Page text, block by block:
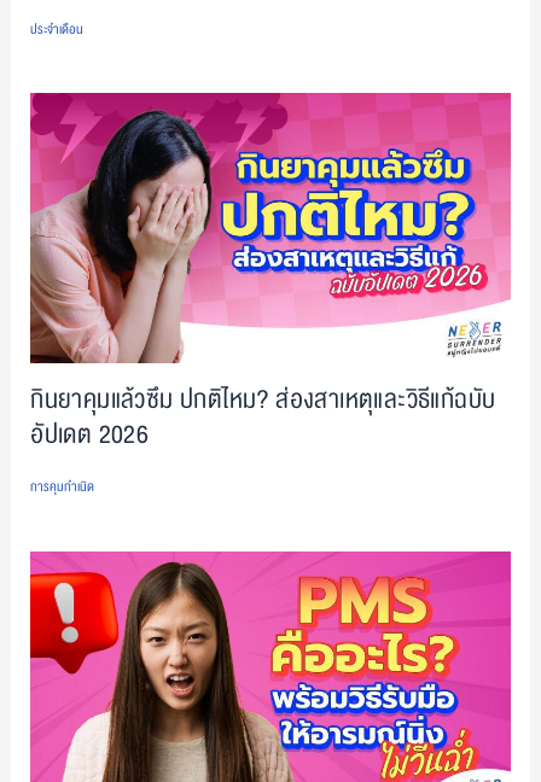
ประจำเดือน
กินยาคุมแล้วซึม ปกติไหม? ส่องสาเหตุและวิธีแก้ฉบับ
อัปเดต 2026
การคุมกำเนิด